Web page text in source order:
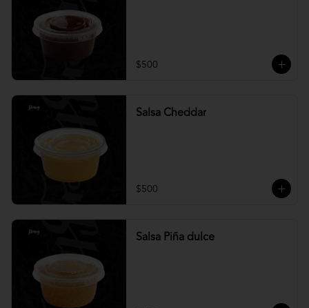
$500
Salsa Cheddar
$500
Salsa Piña dulce